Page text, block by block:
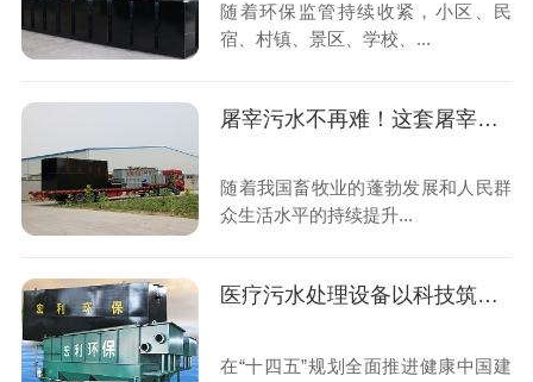
随着环保监管持续收紧，小区、民
宿、村镇、景区、学校、...
屠宰污水不再难！这套屠宰污水处理设备全国上千家屠宰场都在用
随着我国畜牧业的蓬勃发展和人民群
众生活水平的持续提升...
医疗污水处理设备以科技筑牢公共卫生安全防线,助力“平急两用”医疗体系建设
在“十四五”规划全面推进健康中国建